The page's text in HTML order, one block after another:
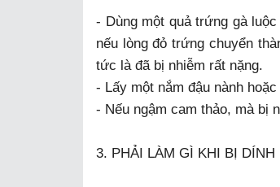
- Dùng một quả trứng gà
nếu lòng đỏ trứng chuyển
tức là đã bị nhiễm rất nặng.
- Lấy một nắm đậu nành
- Nếu ngậm cam thảo, mà bị
3. PHẢI LÀM GÌ KHI BỊ DÍNH